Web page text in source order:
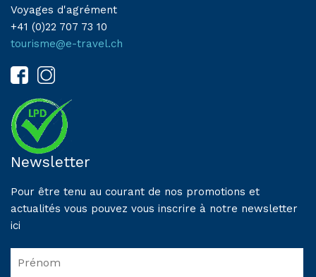
Voyages d'agrément
+41 (0)22 707 73 10
tourisme@e-travel.ch
Newsletter
Pour être tenu au courant de nos promotions et
actualités vous pouvez vous inscrire à notre newsletter
ici